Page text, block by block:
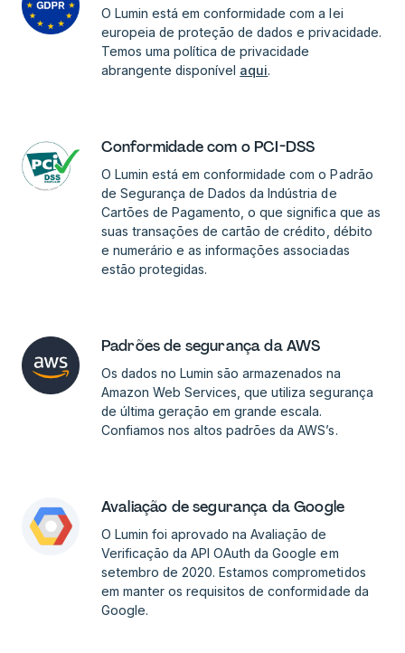
O Lumin está em conformidade com a lei
europeia de proteção de dados e privacidade.
Temos uma política de privacidade
abrangente disponível aqui.
Conformidade com o PCI-DSS
O Lumin está em conformidade com o Padrão
de Segurança de Dados da Indústria de
Cartões de Pagamento, o que significa que as
suas transações de cartão de crédito, débito
e numerário e as informações associadas
estão protegidas.
Padrões de segurança da AWS
Os dados no Lumin são armazenados na
Amazon Web Services, que utiliza segurança
de última geração em grande escala.
Confiamos nos altos padrões da AWS’s.
Avaliação de segurança da Google
O Lumin foi aprovado na Avaliação de
Verificação da API OAuth da Google em
setembro de 2020. Estamos comprometidos
em manter os requisitos de conformidade da
Google.